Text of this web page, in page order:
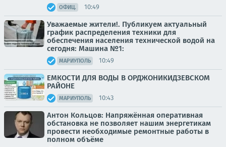
ОФИЦ. 10:49
Уважаемые жители!. Публикуем актуальный
график распределения техники для
обеспечения населения технической водой на
сегодня: Машина №1:
МАРИУПОЛЬ 10:49
ЕМКОСТИ ДЛЯ ВОДЫ В ОРДЖОНИКИДЗЕВСКОМ
РАЙОНЕ
МАРИУПОЛЬ 10:43
Антон Кольцов: Напряжённая оперативная
обстановка не позволяет нашим энергетикам
провести необходимые ремонтные работы в
полном объёме